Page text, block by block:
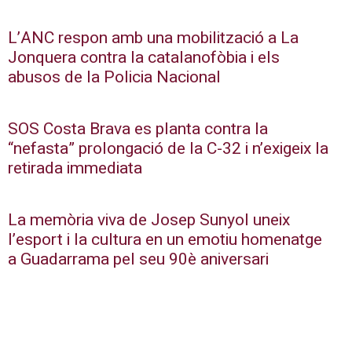
L’ANC respon amb una mobilització a La
Jonquera contra la catalanofòbia i els
abusos de la Policia Nacional
SOS Costa Brava es planta contra la
“nefasta” prolongació de la C-32 i n’exigeix la
retirada immediata
La memòria viva de Josep Sunyol uneix
l’esport i la cultura en un emotiu homenatge
a Guadarrama pel seu 90è aniversari